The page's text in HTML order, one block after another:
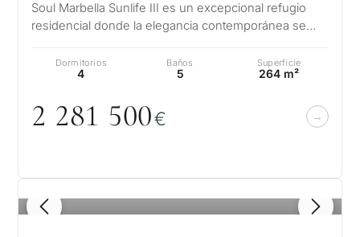
Soul Marbella Sunlife III es un excepcional refugio
residencial donde la elegancia contemporánea se
Dormitorios
4
Baños
5
Superficie
264 m²
2 281 500€
1 / 8
Atrás